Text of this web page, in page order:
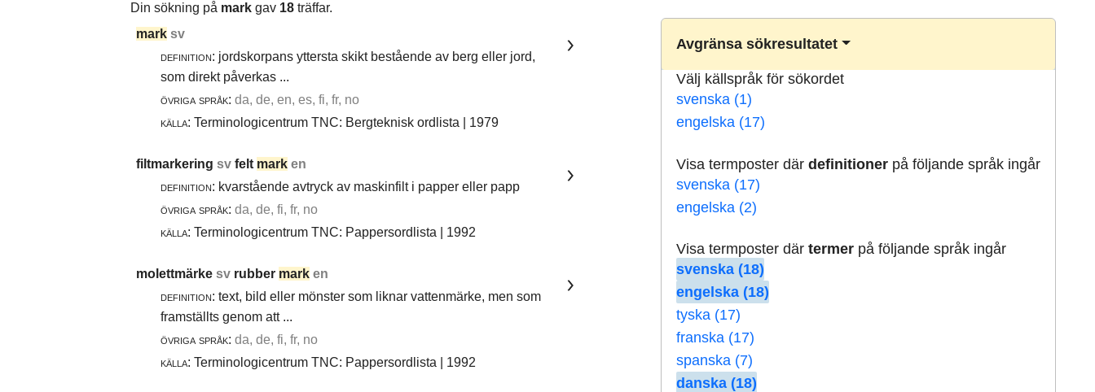
Din sökning på mark gav 18 träffar.
Avgränsa sökresultatet
Välj källspråk för sökordet
svenska (1)
engelska (17)
Visa termposter därdefinitioner på följande språk ingår
svenska (17)
engelska (2)
Visa termposter därtermer på följande språk ingår
svenska (18)
engelska (18)
tyska (17)
franska (17)
spanska (7)
danska (18)
mark sv
definition: jordskorpans yttersta skikt bestående av berg eller jord,
som direkt påverkas ...
övriga språk: da, de, en, es, fi, fr, no
källa: Terminologicentrum TNC: Bergteknisk ordlista | 1979
filtmarkering sv felt mark en
definition: kvarstående avtryck av maskinfilt i papper eller papp
övriga språk: da, de, fi, fr, no
källa: Terminologicentrum TNC: Pappersordlista | 1992
molettmärke sv rubber mark en
definition: text, bild eller mönster som liknar vattenmärke, men som
framställts genom att ...
övriga språk: da, de, fi, fr, no
källa: Terminologicentrum TNC: Pappersordlista | 1992